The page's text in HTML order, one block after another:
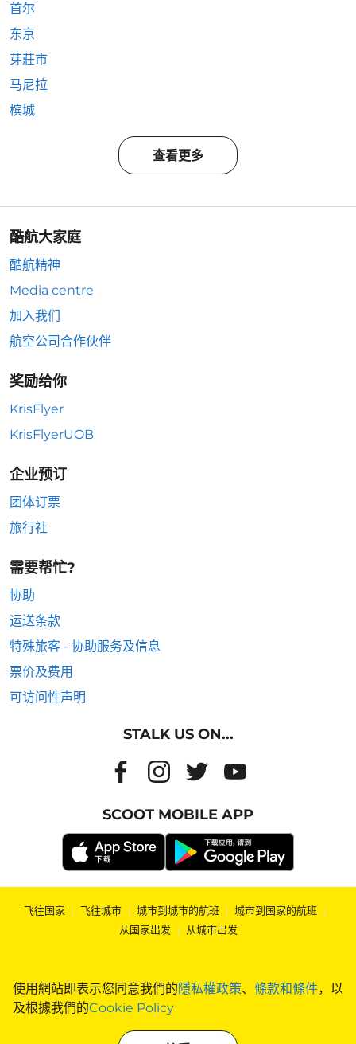
使用網站即表示您同意我們的隱私權政策、 條款和條件，以
及根據我們的Cookie Policy
首尔
东京
芽莊市
马尼拉
槟城
查看更多
酷航大家庭
酷航精神
Media centre
加入我们
航空公司合作伙伴
奖励给你
KrisFlyer
KrisFlyerUOB
企业预订
团体订票
旅行社
需要帮忙?
协助
运送条款
特殊旅客 - 协助服务及信息
票价及费用
可访问性声明
STALK US ON...
SCOOT MOBILE APP
飞往国家 | 飞往城市 | 城市到城市的航班 | 城市到国家的航班 |
从国家出发 | 从城市出发